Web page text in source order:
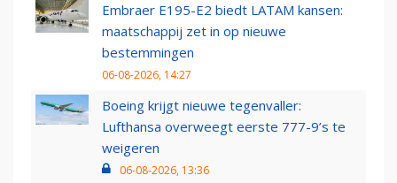
Embraer E195-E2 biedt LATAM kansen:
maatschappij zet in op nieuwe
bestemmingen
06-08-2026, 14:27
Boeing krijgt nieuwe tegenvaller:
Lufthansa overweegt eerste 777-9’s te
weigeren
06-08-2026, 13:36